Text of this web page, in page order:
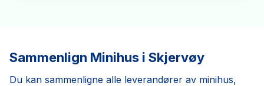
Sammenlign Minihus i Skjervøy
Du kan sammenligne alle leverandører av minihus,